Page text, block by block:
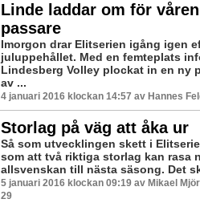
Linde laddar om för
passare
Imorgon drar Elitserien igång igen
juluppehållet. Med en femteplats
Lindesberg Volley plockat in en ny
av ...
4 januari 2016 klockan 14:57 av Hannes
Storlag på väg att åka ur
Så som utvecklingen skett i
som att två riktiga storlag kan rasa
allsvenskan till nästa säsong. Det
5 januari 2016 klockan 09:19 av Mikael
29